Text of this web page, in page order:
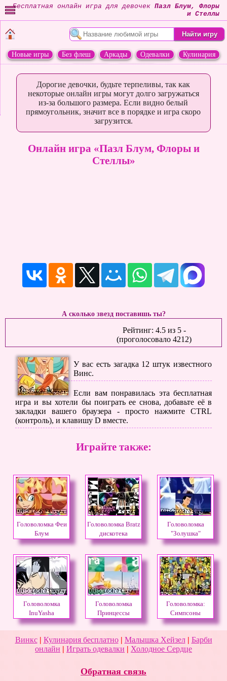
Бесплатная онлайн игра для девочек Пазл Блум, Флоры
и Стеллы
Новые игры Без флеш Аркады Одевалки
Кулинария
Дорогие девочки, будьте терпеливы, так как
некоторые онлайн игры могут долго загружаться
из-за большого размера. Если видно белый
прямоугольник, значит все в порядке и игра скоро
загрузится.
Онлайн игра «Пазл Блум, Флоры и
Стеллы»
А сколько звезд поставишь ты?
Рейтинг: 4.5из 5-
(проголосовало 4212)
У вас есть загадка 12 штук известного
Винс.
Если вам понравилась эта бесплатная
игра и вы хотели бы поиграть ее снова, добавьте её в
закладки вашего браузера - просто нажмите CTRL
(контроль), и клавишу D вместе.
Играйте также:
Головоломка Феи
Блум
Головоломка Bratz
дискотека
Головоломка
"Золушка"
Головоломка
InuYasha
Головоломка
Принцессы
Авроры
Головоломка:
Симпсоны
Винкс| Кулинария бесплатно| Малышка Хейзел| Барби
онлайн | Играть одевалки | Холодное Сердце
Обратная связь